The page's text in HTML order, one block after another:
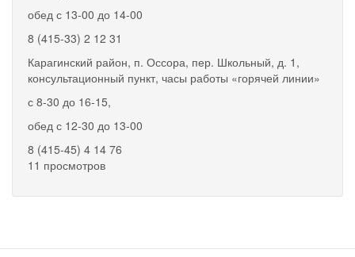
обед с 13-00 до 14-00
8 (415-33) 2 12 31
Карагинский район, п. Оссора, пер. Школьный, д. 1,
консультационный пункт, часы работы «горячей линии»
с 8-30 до 16-15,
обед с 12-30 до 13-00
8 (415-45) 4 14 76
11 просмотров